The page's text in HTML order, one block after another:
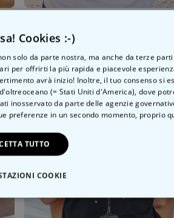
29,99 €
Cookies :-)
solo da parte nostra, ma anche da terze
per offrirti la più rapida e piacevole
avrà inizio! Inoltre, il tuo consenso si
(= Stati Uniti d'America), dove
inosservato da parte delle agenzie
preferenze in un secondo momento, proprio
TUTTO
COOKIE
MARKETING NON